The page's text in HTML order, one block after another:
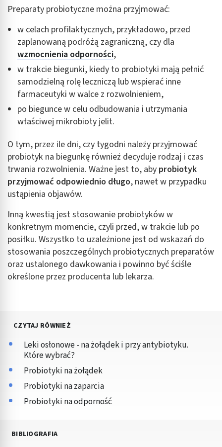
Preparaty probiotyczne można przyjmować:
w celach profilaktycznych, przykładowo, przed
zaplanowaną podróżą zagraniczną, czy dla
wzmocnienia odporności,
w trakcie biegunki, kiedy to probiotyki mają pełnić
samodzielną rolę leczniczą lub wspierać inne
farmaceutyki w walce z rozwolnieniem,
po biegunce w celu odbudowania i utrzymania
właściwej mikrobioty jelit.
O tym, przez ile dni, czy tygodni należy przyjmować
probiotyk na biegunkę również decyduje rodzaj i czas
trwania rozwolnienia. Ważne jest to, aby probiotyk
przyjmować odpowiednio długo, nawet w przypadku
ustąpienia objawów.
Inną kwestią jest stosowanie probiotyków w
konkretnym momencie, czyli przed, w trakcie lub po
posiłku. Wszystko to uzależnione jest od wskazań do
stosowania poszczególnych probiotycznych preparatów
oraz ustalonego dawkowania i powinno być ściśle
określone przez producenta lub lekarza.
CZYTAJ RÓWNIEŻ
Leki osłonowe - na żołądek i przy antybiotyku.
Które wybrać?
Probiotyki na żołądek
Probiotyki na zaparcia
Probiotyki na odporność
BIBLIOGRAFIA